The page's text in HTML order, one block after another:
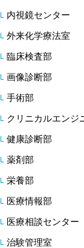
内視鏡センター
外来化学療法室
臨床検査部
画像診断部
手術部
クリニカルエンジ
健康診断部
薬剤部
栄養部
医療情報部
医療相談センター
治験管理室